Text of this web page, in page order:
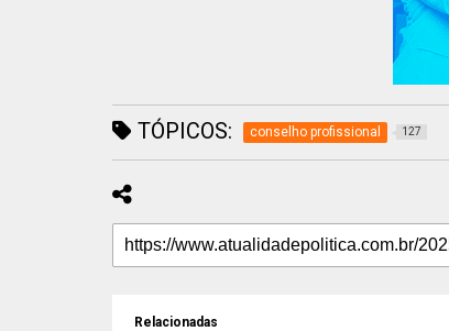
TÓPICOS: conselho profissional 127
Relacionadas